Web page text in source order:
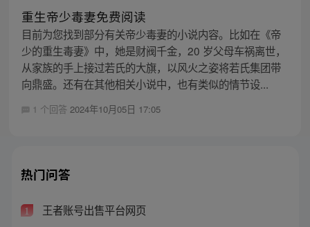
重生帝少毒妻免费阅读
目前为您找到部分有关帝少毒妻的小说内容。比如在《帝
少的重生毒妻》中，她是财阀千金，20 岁父母车祸离世，
从家族的手上接过若氏的大旗，以风火之姿将若氏集团带
向鼎盛。还有在其他相关小说中，也有类似的情节设...
1 个回答 2024年10月05日 17:05
热门问答
1 王者账号出售平台网页